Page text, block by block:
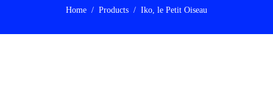
Home Products Iko, le Petit Oiseau